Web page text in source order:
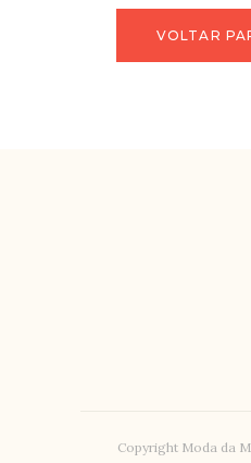
VOLTAR
Copyright Moda da